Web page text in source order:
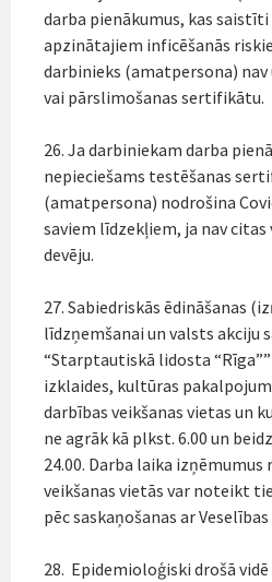
darba pienākumus, kas saistīti
apzinātajiem inficēšanās
darbinieks (amatpersona) nav
vai pārslimošanas sertifikātu.
26. Ja darbiniekam darba
nepieciešams testēšanas
(amatpersona) nodrošina
saviem līdzekļiem, ja nav citas
devēju.
27. Sabiedriskās ēdināšanas
līdzņemšanai un valsts akciju
“Starptautiskā lidosta
izklaides, kultūras
darbības veikšanas vietas un
ne agrāk kā plkst. 6.00 un
24.00. Darba laika
veikšanas vietās var noteikt
pēc saskaņošanas ar
28. Epidemioloģiski drošā